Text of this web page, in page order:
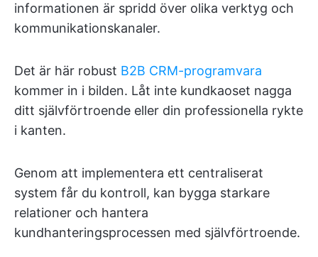
informationen är spridd över olika verktyg och
kommunikationskanaler.
Det är här robust B2B CRM-programvara
kommer in i bilden. Låt inte kundkaoset nagga
ditt självförtroende eller din professionella rykte
i kanten.
Genom att implementera ett centraliserat
system får du kontroll, kan bygga starkare
relationer och hantera
kundhanteringsprocessen med självförtroende.